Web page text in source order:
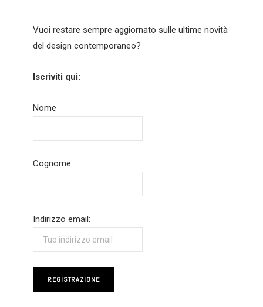
Vuoi restare sempre aggiornato sulle ultime novità
del design contemporaneo?
Iscriviti qui:
Nome
Cognome
Indirizzo email: